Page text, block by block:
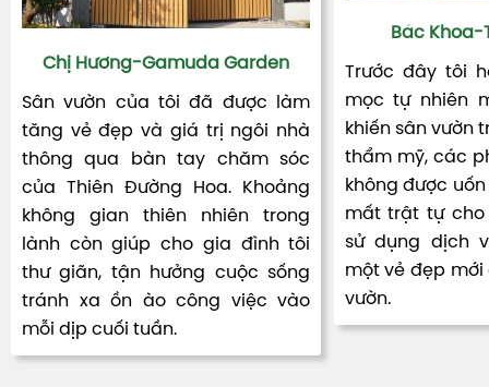
Chị Hương-Gamuda Garden
Sân vườn của tôi đã được làm
tăng vẻ đẹp và giá trị ngôi nhà
thông qua bàn tay chăm sóc
của Thiên Đường Hoa. Khoảng
không gian thiên nhiên trong
lành còn giúp cho gia đình tôi
thư giãn, tận hưởng cuộc sống
tránh xa ồn ào công việc vào
mỗi dịp cuối tuần.
Bác Khoa-
Trước đây tôi
mọc tự nhiên
khiến sân vườn
thẩm mỹ, các
không được
mất trật tự cho
sử dụng dịch
một vẻ đẹp mới
vườn.